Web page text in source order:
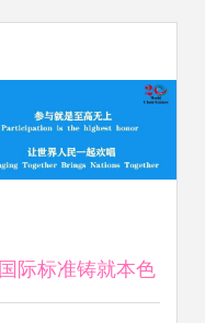
国际标准铸就本色